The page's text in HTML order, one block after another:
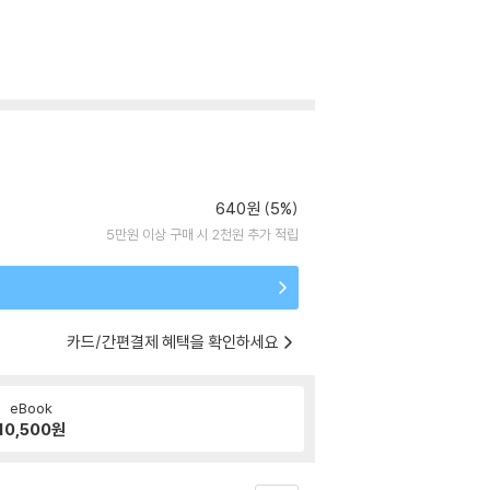
640원 (5%)
5만원 이상 구매 시 2천원 추가 적립
카드/간편결제 혜택을 확인하세요
eBook
원